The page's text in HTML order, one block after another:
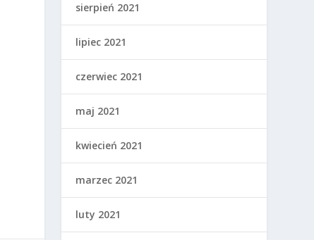
sierpień 2021
lipiec 2021
czerwiec 2021
maj 2021
kwiecień 2021
marzec 2021
luty 2021